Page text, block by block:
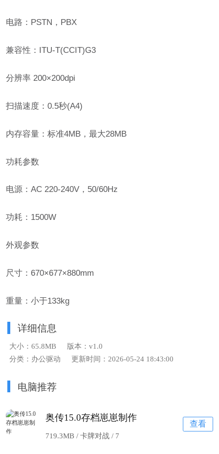
电路：PSTN，PBX
兼容性：ITU-T(CCIT)G3
分辨率 200×200dpi
扫描速度：0.5秒(A4)
内存容量：标准4MB，最大28MB
功耗参数
电源：AC 220-240V，50/60Hz
功耗：1500W
外观参数
尺寸：670×677×880mm
重量：小于133kg
详细信息
大小：65.8MB
版本：v1.0
分类：办公驱动
更新时间：2026-05-24 18:43:00
电脑推荐
奥传15.0存档崽崽制作
719.3MB / 卡牌对战 / 7
查看